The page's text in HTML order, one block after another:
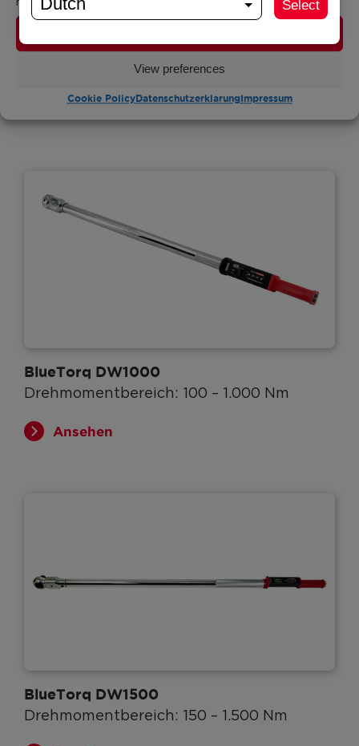
may have a detrimental effect on certain features and functionalities.
View preferences
Cookie PolicyDatenschutzerklarungImpressum
Select
BlueTorq DW800
BlueTorq DW1000
Drehmomentbereich: 100 – 1.000 Nm
Ansehen
BlueTorq DW1500
Drehmomentbereich: 150 – 1.500 Nm